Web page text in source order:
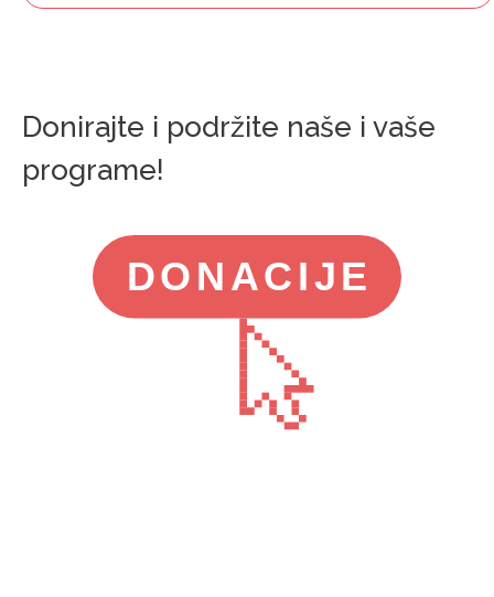
Donirajte i podržite naše i vaše
programe!